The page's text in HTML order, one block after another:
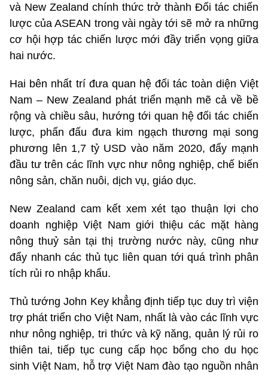
và New Zealand chính thức trở thành Đối tác chiến
lược của ASEAN trong vài ngày tới sẽ mở ra những
cơ hội hợp tác chiến lược mới đầy triển vọng giữa
hai nước.
Hai bên nhất trí đưa quan hệ đối tác toàn diện Việt
Nam – New Zealand phát triển mạnh mẽ cả về bề
rộng và chiều sâu, hướng tới quan hệ đối tác chiến
lược, phấn đấu đưa kim ngạch thương mại song
phương lên 1,7 tỷ USD vào năm 2020, đẩy mạnh
đầu tư trên các lĩnh vực như nông nghiệp, chế biến
nông sản, chăn nuôi, dịch vụ, giáo dục.
New Zealand cam kết xem xét tạo thuận lợi cho
doanh nghiệp Việt Nam giới thiệu các mặt hàng
nông thuỷ sản tại thị trường nước này, cũng như
đẩy nhanh các thủ tục liên quan tới quá trình phân
tích rủi ro nhập khẩu.
Thủ tướng John Key khẳng định tiếp tục duy trì viện
trợ phát triển cho Việt Nam, nhất là vào các lĩnh vực
như nông nghiệp, tri thức và kỹ năng, quản lý rủi ro
thiên tai, tiếp tục cung cấp học bổng cho du học
sinh Việt Nam, hỗ trợ Việt Nam đào tạo nguồn nhân